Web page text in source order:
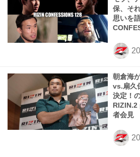
保、そ
思いを
朝倉海
vs.扇久
決定！
者会見